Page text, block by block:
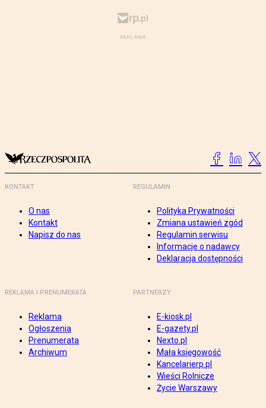
KONTAKT
O nas
Kontakt
Napisz do nas
REGULAMIN
Polityka Prywatności
Zmiana ustawień zgód
Regulamin serwisu
Informacje o nadawcy
Deklaracja dostępności
REKLAMA I PRENUMERATA
Reklama
Ogłoszenia
Prenumerata
Archiwum
PARTNERZY
E-kiosk.pl
E-gazety.pl
Nexto.pl
Mała księgowość
Kancelarierp.pl
Wieści Rolnicze
Życie Warszawy